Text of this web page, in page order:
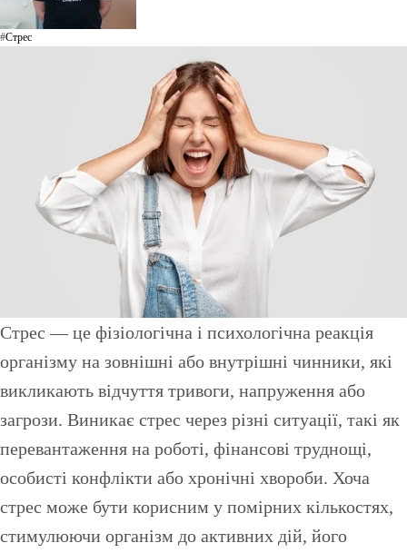
#Стрес
Стрес — це фізіологічна і психологічна реакція
організму на зовнішні або внутрішні чинники, які
викликають відчуття тривоги, напруження або
загрози. Виникає стрес через різні ситуації, такі як
перевантаження на роботі, фінансові труднощі,
особисті конфлікти або хронічні хвороби. Хоча
стрес може бути корисним у помірних кількостях,
стимулюючи організм до активних дій, його